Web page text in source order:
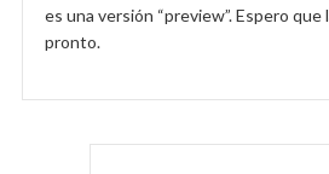
es una versión “preview”. Espero que
pronto.